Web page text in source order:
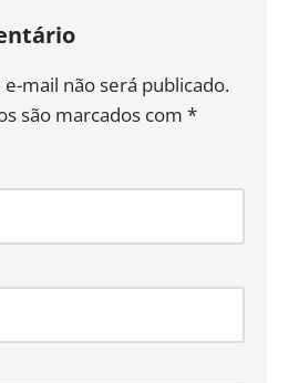
mail não será publicado.
são marcados com *